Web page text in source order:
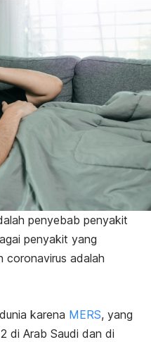
penyebab penyakit
penyakit yang
coronavirus adalah
karena MERS, yang
di Arab Saudi dan di